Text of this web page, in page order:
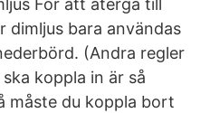
För att återgå till
dimljus bara användas
(Andra regler
koppla in är så
måste du koppla bort